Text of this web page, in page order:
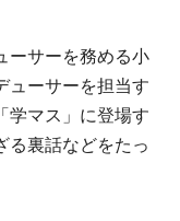
ーサーを務める小
ューサーを担当す
学マス」に登場す
る裏話などをたっ